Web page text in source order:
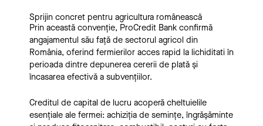
Sprijin concret pentru agricultura românească
Prin această convenție, ProCredit Bank confirmă
angajamentul său față de sectorul agricol din
România, oferind fermierilor acces rapid la lichiditati în
perioada dintre depunerea cererii de plată și
încasarea efectivă a subvențiilor.
Creditul de capital de lucru acoperă cheltuielile
esențiale ale fermei: achiziția de semințe, îngrășăminte